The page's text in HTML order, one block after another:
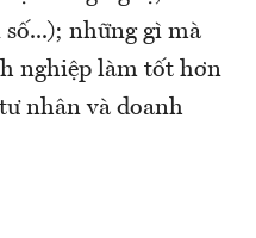
những gì mà
nghiệp làm tốt hơn
nhân và doanh